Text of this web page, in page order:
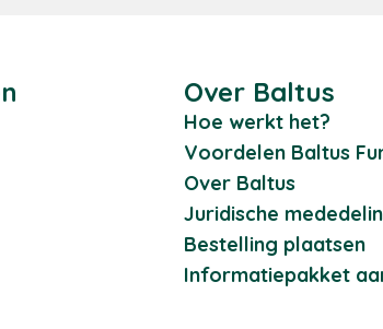
Over Baltus
Hoe werkt het?
Voordelen Baltus
Over Baltus
Juridische
Bestelling plaatsen
Informatiepakket